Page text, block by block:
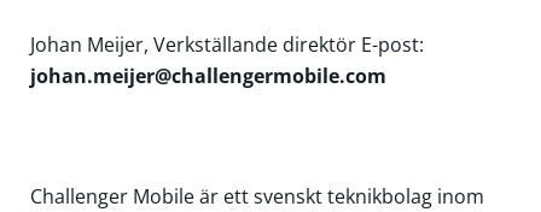
Johan Meijer, Verkställande direktör E-post:
johan.meijer@challengermobile.com
Challenger Mobile är ett svenskt teknikbolag inom